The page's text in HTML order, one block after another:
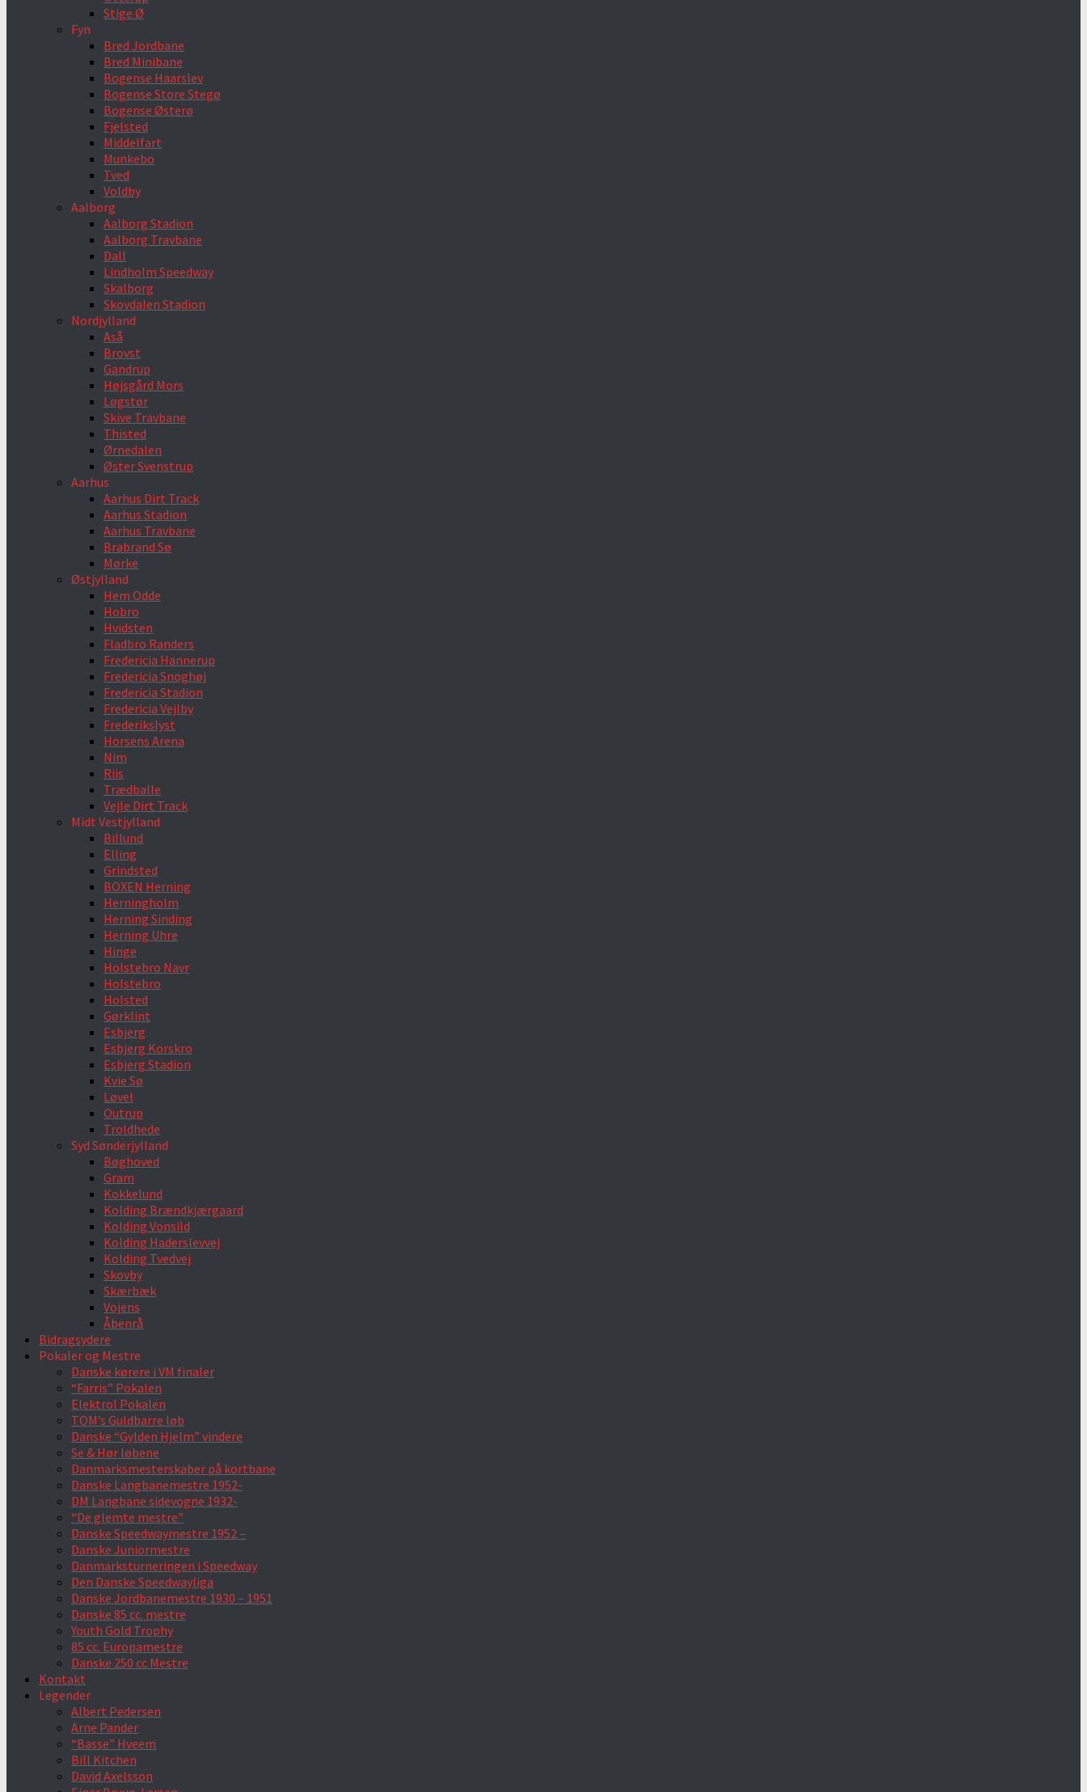
Stige Ø
Fyn
Bred Jordbane
Bred Minibane
Bogense Haarslev
Bogense Store Stegø
Bogense Østerø
Fjelsted
Middelfart
Munkebo
Tved
Voldby
Aalborg
Aalborg Stadion
Aalborg Travbane
Dall
Lindholm Speedway
Skalborg
Skovdalen Stadion
Nordjylland
Aså
Brovst
Gandrup
Højsgård Mors
Løgstør
Skive Travbane
Thisted
Ørnedalen
Øster Svenstrup
Aarhus
Aarhus Dirt Track
Aarhus Stadion
Aarhus Travbane
Brabrand Sø
Mørke
Østjylland
Hem Odde
Hobro
Hvidsten
Fladbro Randers
Fredericia Hannerup
Fredericia Snoghøj
Fredericia Stadion
Fredericia Vejlby
Frederikslyst
Horsens Arena
Nim
Riis
Trædballe
Vejle Dirt Track
Midt Vestjylland
Billund
Elling
Grindsted
BOXEN Herning
Herningholm
Herning Sinding
Herning Uhre
Hinge
Holstebro Navr
Holstebro
Holsted
Gørklint
Esbjerg
Esbjerg Korskro
Esbjerg Stadion
Kvie Sø
Løvel
Outrup
Troldhede
Syd Sønderjylland
Bøghoved
Gram
Kokkelund
Kolding Brændkjærgaard
Kolding Vonsild
Kolding Haderslevvej
Kolding Tvedvej
Skovby
Skærbæk
Vojens
Åbenrå
Bidragsydere
Pokaler og Mestre
Danske kørere i VM finaler
“Farris” Pokalen
Elektrol Pokalen
TOM’s Guldbarre løb
Danske “Gylden Hjelm” vindere
Se & Hør løbene
Danmarksmesterskaber på kortbane
Danske Langbanemestre 1952-
DM Langbane sidevogne 1932-
“De glemte mestre”
Danske Speedwaymestre 1952 –
Danske Juniormestre
Danmarksturneringen i Speedway
Den Danske Speedwayliga
Danske Jordbanemestre 1930 – 1951
Danske 85 cc. mestre
Youth Gold Trophy
85 cc. Europamestre
Danske 250 cc Mestre
Kontakt
Legender
Albert Pedersen
Arne Pander
“Basse” Hveem
Bill Kitchen
David Axelsson